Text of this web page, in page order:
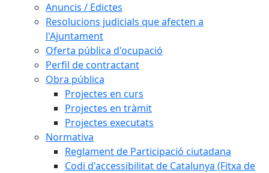
Anuncis / Edictes
Resolucions judicials que afecten a
l'Ajuntament
Oferta pública d'ocupació
Perfil de contractant
Obra pública
Projectes en curs
Projectes en tràmit
Projectes executats
Normativa
Reglament de Participació ciutadana
Codi d'accessibilitat de Catalunya (Fitxa de